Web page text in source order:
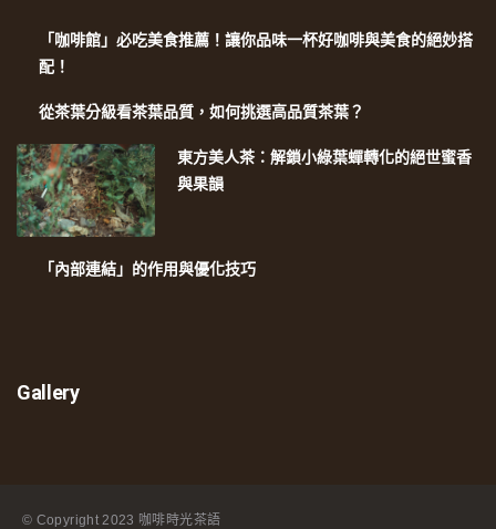
「咖啡館」必吃美食推薦！讓你品味一杯好咖啡與美食的絕妙搭
配！
從茶葉分級看茶葉品質，如何挑選高品質茶葉？
東方美人茶：解鎖小綠葉蟬轉化的絕世蜜香
與果韻
「內部連結」的作用與優化技巧
Gallery
© Copyright2023 咖啡時光茶語